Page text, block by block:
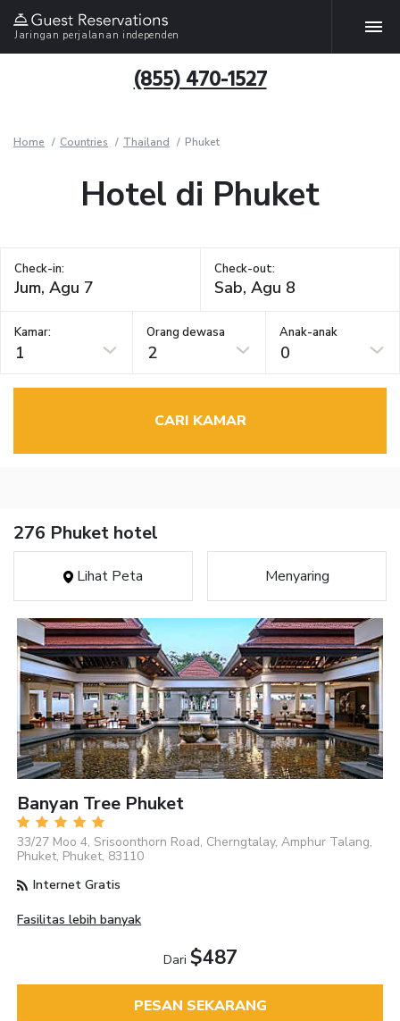
Jaringan perjalanan independen
(855) 470-1527
Home Countries Thailand Phuket
Hotel di Phuket
Check-in: Check-out:
Kamar:
1
Orang dewasa
2
Anak-anak
0
CARI KAMAR
276 Phuket hotel
Lihat Peta Menyaring
Banyan Tree Phuket
33/27 Moo 4, Srisoonthorn Road, Cherngtalay, Amphur Talang,
Phuket, Phuket, 83110
Internet Gratis
Fasilitas lebih banyak
Dari $487
PESAN SEKARANG